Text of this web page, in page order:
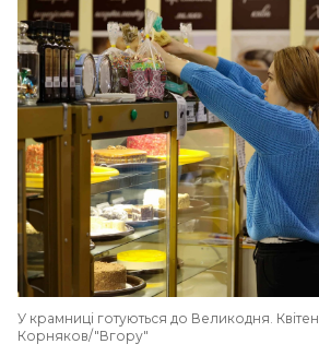
У крамниці готуються до Великодня.
Корняков/"Вгору"